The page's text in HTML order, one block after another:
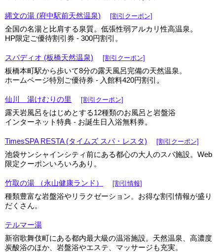
縄文の湯 (府中駅前天然温泉) [割引クーポン]
全国の名湯と比肩する泉質。低張性弱アルカリ性高温泉。
HP限定ご優待割引券 - 300円割引。
スパディオ (板橋天然温泉) [割引クーポン]
板橋本町駅から歩いて8分の露天風呂完備の天然温泉。
ホームページ特別ご優待券 - 入館料420円割引。
仙川 湯けむりの里 [割引クーポン]
露天岩風呂をはじめとする12種類のお風呂と岩盤浴
インターネット特典 - お誕生日入浴無料券。
TimesSPA RESTA (タイムズ スパ・レスタ) [割引クーポン]
池袋サンシャインシティ前にある都心の大人のスパ施設。Web
限定クーポンいろいろあり。
竹取の湯 （永山健康ランド） [割引情報]
種類豊富な岩盤浴やリラクゼーション。お得な割引情報が盛り
だくさん。
テルマー湯
新宿歌舞伎町にある都内最大級の温浴施設。天然温泉、高濃度
炭酸浴のほか、岩盤浴やエステ、マッサージも充実。